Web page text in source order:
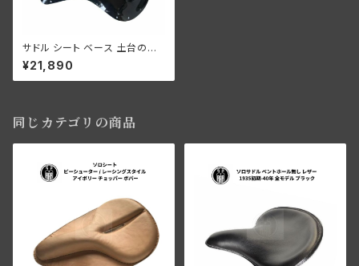
サドル シート ベース 土台のみ
ベントホール付き オリジナル 製
作用 鉄製 ブラック
¥21,890
同じカテゴリの商品